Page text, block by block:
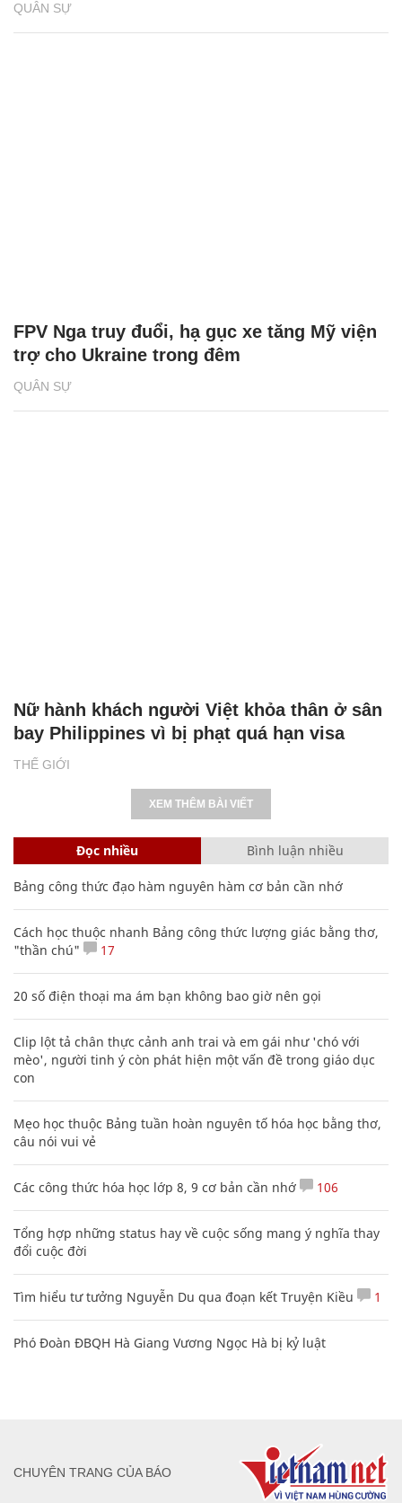
QUÂN SỰ
QUÂN SỰ
FPV Nga truy đuổi, hạ gục xe tăng Mỹ viện
trợ cho Ukraine trong đêm
THẾ GIỚI
Nữ hành khách người Việt khỏa thân ở sân
bay Philippines vì bị phạt quá hạn visa
XEM THÊM BÀI VIẾT
Đọc nhiều Bình luận nhiều
Bảng công thức đạo hàm nguyên hàm cơ bản cần nhớ
Cách học thuộc nhanh Bảng công thức lượng giác bằng thơ,
"thần chú"
17
20 số điện thoại ma ám bạn không bao giờ nên gọi
Clip lột tả chân thực cảnh anh trai và em gái như 'chó với
mèo', người tinh ý còn phát hiện một vấn đề trong giáo dục
con
Mẹo học thuộc Bảng tuần hoàn nguyên tố hóa học bằng thơ,
câu nói vui vẻ
Các công thức hóa học lớp 8, 9 cơ bản cần nhớ 106
Tổng hợp những status hay về cuộc sống mang ý nghĩa thay
đổi cuộc đời
Tìm hiểu tư tưởng Nguyễn Du qua đoạn kết Truyện Kiều 1
Phó Đoàn ĐBQH Hà Giang Vương Ngọc Hà bị kỷ luật
CHUYÊN TRANG CỦA BÁO